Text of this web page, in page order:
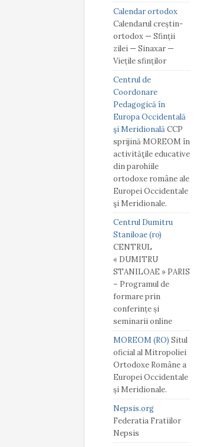
Calendar ortodox
Calendarul creștin-
ortodox — Sfinții
zilei — Sinaxar —
Viețile sfinților
Centrul de
Coordonare
Pedagogică în
Europa Occidentală
şi MeridionalăCCP
sprijină MOREOM în
activităţile educative
din parohiile
ortodoxe române ale
Europei Occidentale
şi Meridionale.
Centrul Dumitru
Staniloae (ro)
CENTRUL
« DUMITRU
STANILOAE » PARIS
– Programul de
formare prin
conferințe și
seminarii online
MOREOM (RO) Situl
oficial al Mitropoliei
Ortodoxe Române a
Europei Occidentale
și Meridionale.
Nepsis.org
Federatia Fratiilor
Nepsis